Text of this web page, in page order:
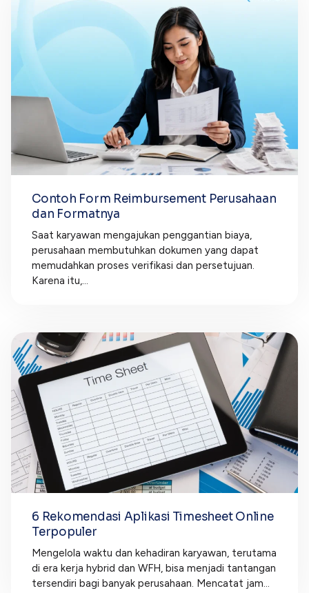
Contoh Form Reimbursement Perusahaan
dan Formatnya
Saat karyawan mengajukan penggantian biaya,
perusahaan membutuhkan dokumen yang dapat
memudahkan proses verifikasi dan persetujuan.
Karena itu,...
6 Rekomendasi Aplikasi Timesheet Online
Terpopuler
Mengelola waktu dan kehadiran karyawan, terutama
di era kerja hybrid dan WFH, bisa menjadi tantangan
tersendiri bagi banyak perusahaan. Mencatat jam...